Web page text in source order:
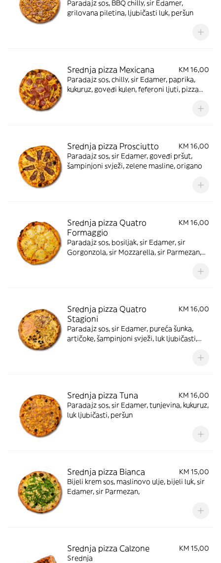
Paradajz sos, BBQ chilly, sir Edamer,
grilovana piletina, ljubičasti luk, peršun
Srednja pizza Mexicana
KM 16,00
Paradajz sos, chilly, sir Edamer, paprika,
kukuruz, goveđi kulen, feferoni ljuti, pizza
Srednja pizza Prosciutto
KM 16,00
Paradajz sos, sir Edamer, goveđi pršut,
šampinjoni svježi, zelene masline, origano
Srednja pizza Quatro
Formaggio
KM 16,00
Paradajz sos, bosiljak, sir Edamer, sir
Gorgonzola, sir Mozzarella, sir Parmezan,
Srednja pizza Quatro
Stagioni
KM 16,00
Paradajz sos, sir Edamer, pureća šunka,
artičoke, šampinjoni svježi, luk ljubičasti,
Srednja pizza Tuna
KM 16,00
Paradajz sos, sir Edamer, tunjevina, kukuruz,
luk ljubičasti, peršun
Srednja pizza Bianca
KM 15,00
Bijeli krem sos, maslinovo ulje, bijeli luk, sir
Edamer, sir Parmezan,
Srednja pizza Calzone
KM 15,00
Srednja